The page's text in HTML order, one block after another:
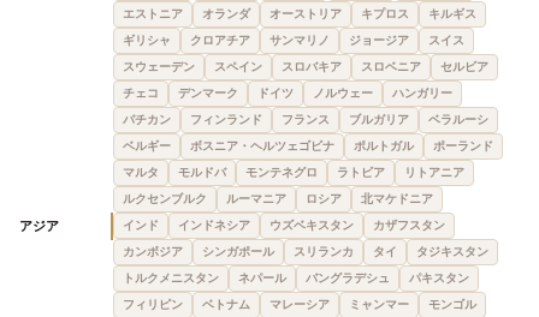
エストニア
オランダ オーストリア キプロス
キルギス
ギリシャ
クロアチア サンマリノ ジョージア
スイス
スウェーデン
スペイン スロバキア スロベニア
セルビア
チェコ
デンマーク ドイツ ノルウェー
ハンガリー
バチカン
フィンランド フランス ブルガリア
ベラルーシ
ベルギー
ボスニア・ヘルツェゴビナ ポルトガル
ポーランド
マルタ
モルドバ モンテネグロ ラトビア
リトアニア
ルクセンブルク
ルーマニア ロシア 北マケドニア
アジア インド インドネシア ウズベキスタン
カザフスタン
カンボジア
シンガポール スリランカ タイ
タジキスタン
トルクメニスタン
ネパール バングラデシュ
パキスタン
フィリピン
ベトナム マレーシア ミャンマー
モンゴル